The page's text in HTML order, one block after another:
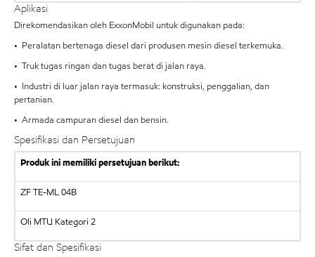
Aplikasi
Direkomendasikan oleh ExxonMobil untuk digunakan pada:
• Peralatan bertenaga diesel dari produsen mesin diesel terkemuka.
• Truk tugas ringan dan tugas berat di jalan raya.
• Industri di luar jalan raya termasuk: konstruksi, penggalian, dan
pertanian.
• Armada campuran diesel dan bensin.
Spesifikasi dan Persetujuan
Produk ini memiliki persetujuan berikut:
ZF TE-ML 04B
Oli MTU Kategori 2
Sifat dan Spesifikasi